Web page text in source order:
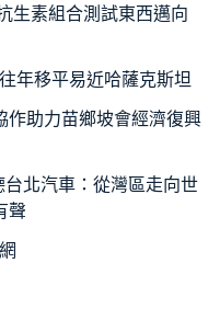
生素組合測試東西邁向
年移平易近哈薩克斯坦
助力苗鄉坡會經濟復興
北汽車：從灣區走向世
聲